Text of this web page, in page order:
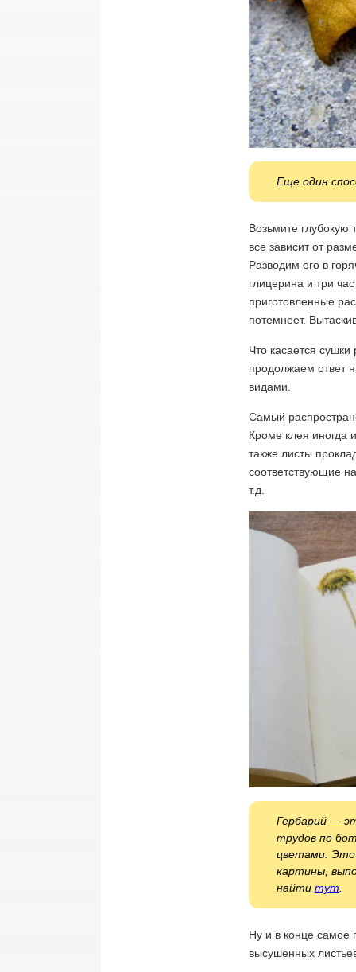
Еще один
Возьмите глубокую
все зависит от
Разводим его в
глицерина и три
приготовленные
потемнеет.
Что касается
продолжаем ответ
видами.
Самый
Кроме клея иногда
также листы
соответствующие
т.д.
Гербарий —
трудов по
цветами. Это
картины,
найти тут
Ну и в конце самое
высушенных